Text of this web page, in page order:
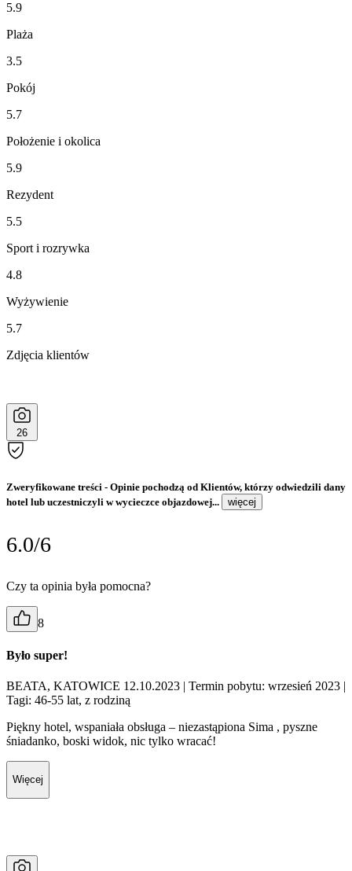
5.9
Plaża
3.5
Pokój
5.7
Położenie i okolica
5.9
Rezydent
5.5
Sport i rozrywka
4.8
Wyżywienie
5.7
Zdjęcia klientów
26
Zweryfikowane treści - Opinie pochodzą od Klientów, którzy odwiedzili dany
hotel lub uczestniczyli w wycieczce objazdowej...
więcej
6.0/6
Czy ta opinia była pomocna?
8
Było super!
BEATA, KATOWICE 12.10.2023 | Termin pobytu: wrzesień 2023 |
Tagi: 46-55 lat, z rodziną
Piękny hotel, wspaniała obsługa – niezastąpiona Sima , pyszne
śniadanko, boski widok, nic tylko wracać!
Więcej